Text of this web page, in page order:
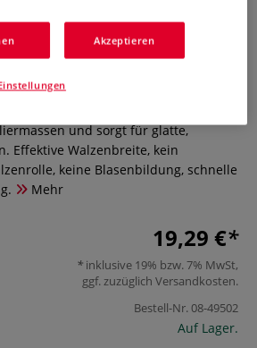
aus
0 Bewertungen
und sorgt für glatte,
Effektive Walzenbreite, kein
keine Blasenbildung, schnelle
Mehr
19,29 €
inklusive 19% bzw. 7% MwSt,
ggf. zuzüglich Versandkosten.
Bestell-Nr.08-49502
Auf Lager.
Akzeptieren